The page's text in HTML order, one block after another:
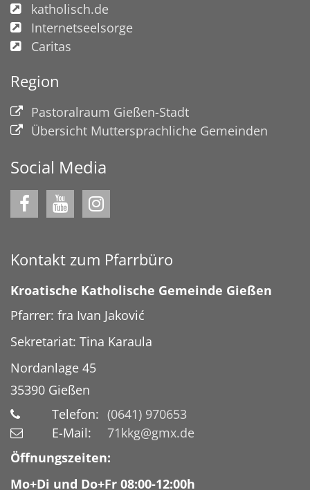
katholisch.de
Internetseelsorge
Caritas
Region
Pastoralraum Gießen-Stadt
Übersicht Muttersprachliche Gemeinden
Social Media
Kontakt zum Pfarrbüro
Kroatische Katholische Gemeinde Gießen
Pfarrer: fra Ivan Jaković
Sekretariat: Tina Karaula
Nordanlage 45
35390 Gießen
Telefon: (0641) 970653
E-Mail:
71kkg@gmx.de
Öffnungszeiten:
Mo+Di und Do+Fr 08:00-12:00h